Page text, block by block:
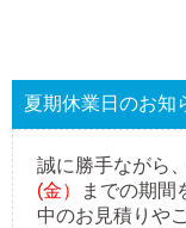
夏期休業日のお知
誠に勝手ながら
(金）
までの期間
中のお見積りや